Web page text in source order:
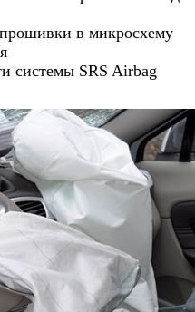
в микросхему
системы SRS Airbag